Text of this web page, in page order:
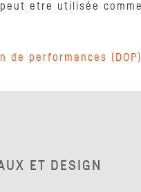
etre utilisée
de performances
ET DESIGN